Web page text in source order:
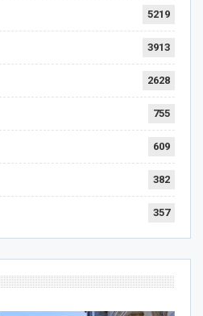
5219
3913
2628
755
609
382
357